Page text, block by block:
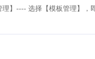
】---- 选择【模板管理】，